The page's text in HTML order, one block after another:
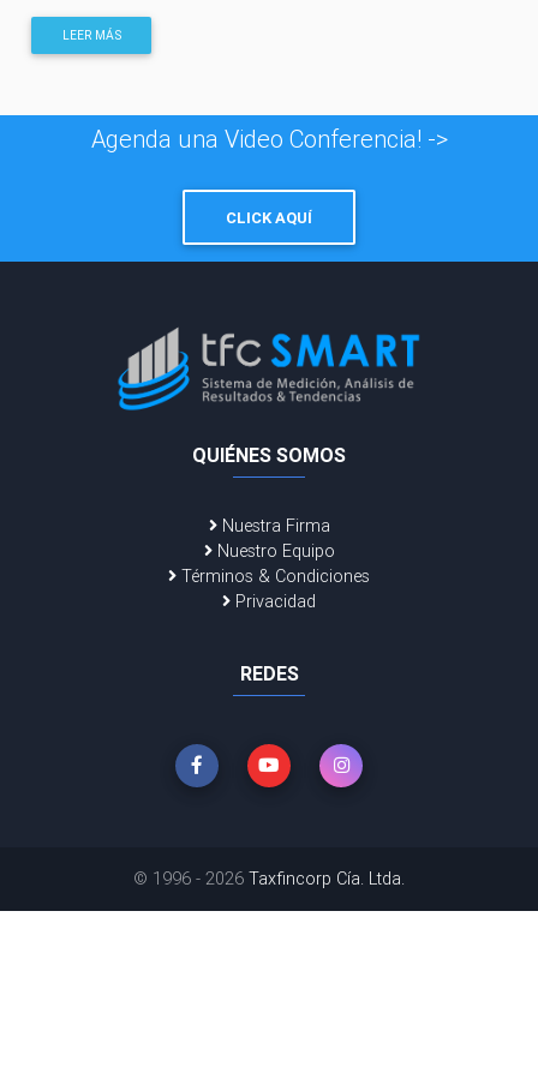
LEER MÁS
Agenda una Video Conferencia! ->
CLICK AQUÍ
QUIÉNES SOMOS
Nuestra Firma
Nuestro Equipo
Términos & Condiciones
Privacidad
REDES
© 1996 - 2026 Taxfincorp Cía. Ltda.